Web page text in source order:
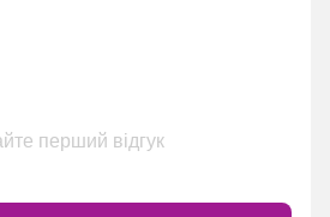
перший відгук